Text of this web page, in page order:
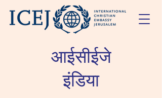
आईसीईजे
इंडिया